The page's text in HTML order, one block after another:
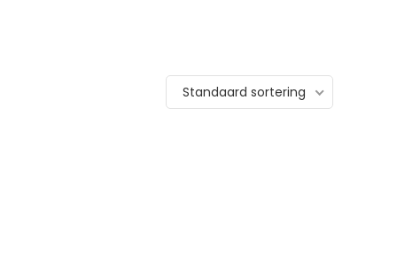
Standaard sortering